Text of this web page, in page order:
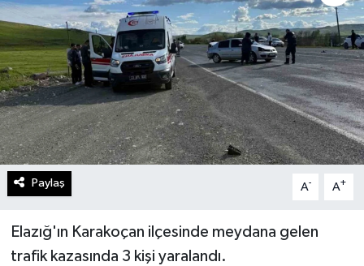
Paylaş A- A+
Elazığ'ın Karakoçan ilçesinde meydana gelen
trafik kazasında 3 kişi yaralandı.